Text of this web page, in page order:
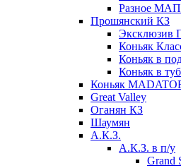
Разное МАП
Прошянский КЗ
Эксклюзив
Коньяк
Коньяк в
Коньяк в
Коньяк
Great Valley
Оганян КЗ
Шаумян
А.К.З.
А.К.З. в п/у
Grand